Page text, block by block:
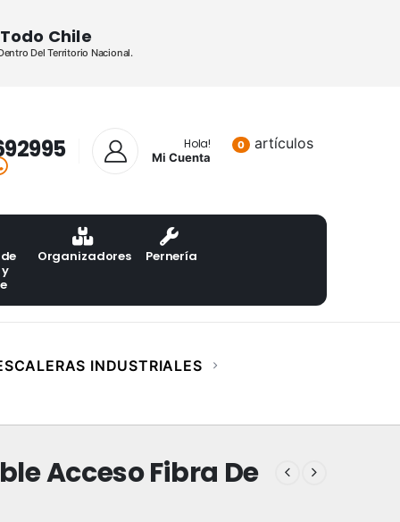
Chile
Del Territorio Nacional.
Hola!
Mi Cuenta
0 artículos
Organizadores Pernería
INDUSTRIALES
Acceso Fibra De